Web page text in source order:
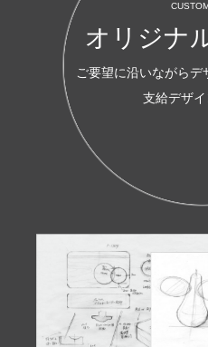
オリジナ
ご要望に沿いながらデ
支給デザイ